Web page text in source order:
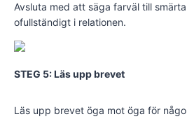
Avsluta med att säga farväl till
ofullständigt i relationen.
STEG 5: Läs upp brevet
Läs upp brevet öga mot öga för